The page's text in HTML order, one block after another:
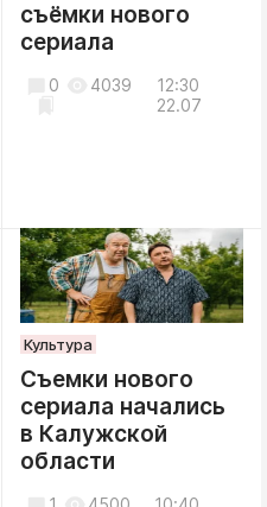
съёмки нового
сериала
12:30
22.07
0 4039
Культура
Съемки нового
сериала начались
в Калужской
области